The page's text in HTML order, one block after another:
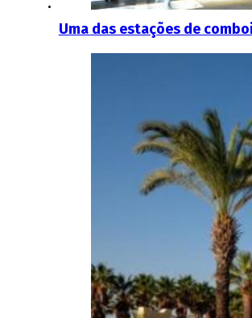
Uma das estações de